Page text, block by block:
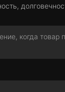
когда товар